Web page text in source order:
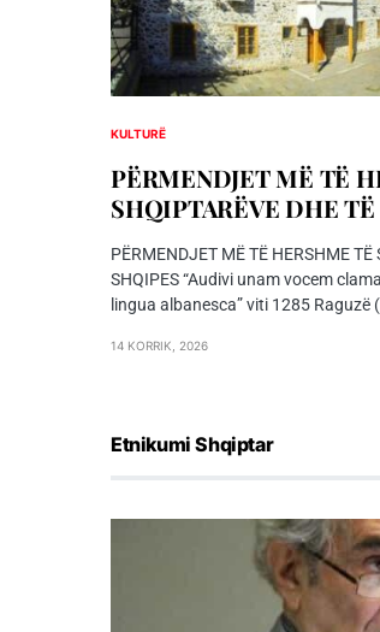
KULTURË
PËRMENDJET MË TË
SHQIPTARËVE DHE
PËRMENDJET MË TË HERSHME TË
SHQIPES “Audivi unam vocem
lingua albanesca” viti 1285 Raguzë
14 KORRIK, 2026
Etnikumi Shqiptar